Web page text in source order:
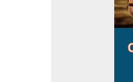
1. Giới thiệu
Trong các ngành
với bức xạ nhiệt
dụng, nguy cơ bỏng